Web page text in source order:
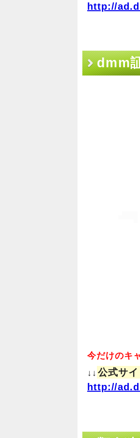
http://
dmm
今だけのキ
↓↓ 公式サ
http://